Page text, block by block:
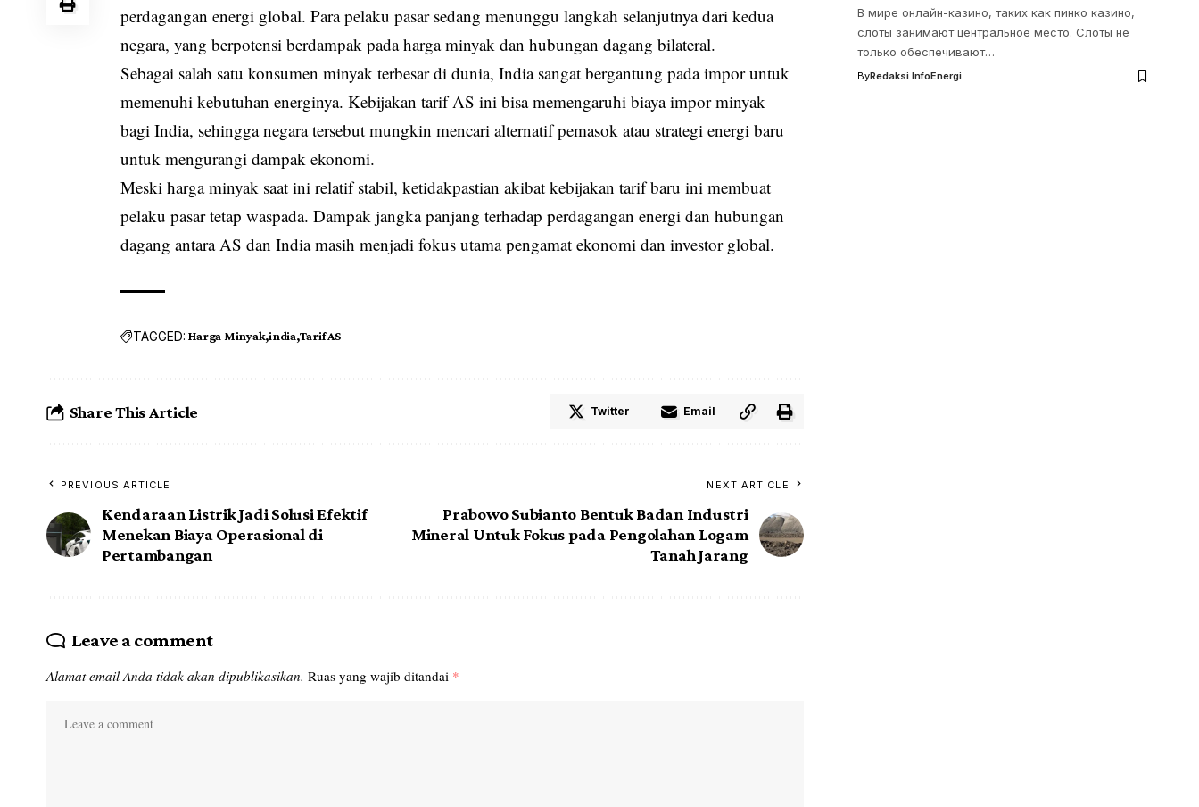
perdagangan energi global. Para pelaku pasar sedang menunggu langkah selanjutnya dari kedua
negara, yang berpotensi berdampak pada harga minyak dan hubungan dagang bilateral.
Sebagai salah satu konsumen minyak terbesar di dunia, India sangat bergantung pada impor untuk
memenuhi kebutuhan energinya. Kebijakan tarif AS ini bisa memengaruhi biaya impor minyak
bagi India, sehingga negara tersebut mungkin mencari alternatif pemasok atau strategi energi baru
untuk mengurangi dampak ekonomi.
Meski harga minyak saat ini relatif stabil, ketidakpastian akibat kebijakan tarif baru ini membuat
pelaku pasar tetap waspada. Dampak jangka panjang terhadap perdagangan energi dan hubungan
dagang antara AS dan India masih menjadi fokus utama pengamat ekonomi dan investor global.
TAGGED: Harga Minyak india Tarif AS
Share This Article Twitter Email
PREVIOUS ARTICLE
Kendaraan Listrik Jadi Solusi Efektif
Menekan Biaya Operasional di
Pertambangan
NEXT ARTICLE
Prabowo Subianto Bentuk Badan Industri
Mineral Untuk Fokus pada Pengolahan Logam
Tanah Jarang
Leave a comment
Alamat email Anda tidak akan dipublikasikan. Ruas yang wajib ditandai *
В мире онлайн-казино, таких как пинко казино,
слоты занимают центральное место. Слоты не
только обеспечивают…
ByRedaksi InfoEnergi